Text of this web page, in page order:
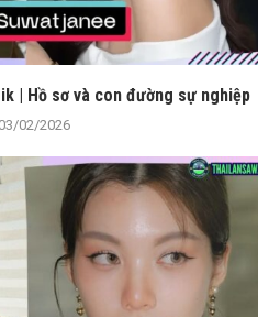
| Hồ sơ và con đường sự nghiệp
03/02/2026